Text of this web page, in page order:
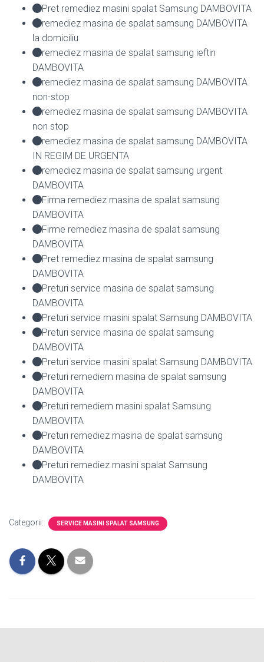
Pret remediez masini spalat Samsung DAMBOVITA
remediez masina de spalat samsung DAMBOVITA
la domiciliu
remediez masina de spalat samsung ieftin
DAMBOVITA
remediez masina de spalat samsung DAMBOVITA
non-stop
remediez masina de spalat samsung DAMBOVITA
non stop
remediez masina de spalat samsung DAMBOVITA
IN REGIM DE URGENTA
remediez masina de spalat samsung urgent
DAMBOVITA
Firma remediez masina de spalat samsung
DAMBOVITA
Firme remediez masina de spalat samsung
DAMBOVITA
Pret remediez masina de spalat samsung
DAMBOVITA
Preturi service masina de spalat samsung
DAMBOVITA
Preturi service masini spalat Samsung DAMBOVITA
Preturi service masina de spalat samsung
DAMBOVITA
Preturi service masini spalat Samsung DAMBOVITA
Preturi remediem masina de spalat samsung
DAMBOVITA
Preturi remediem masini spalat Samsung
DAMBOVITA
Preturi remediez masina de spalat samsung
DAMBOVITA
Preturi remediez masini spalat Samsung
DAMBOVITA
Categorii: SERVICE MASINI SPALAT SAMSUNG